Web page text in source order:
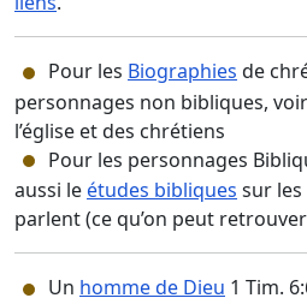
Pour les Biographies de
personnages non bibliques,
l’église et des chrétiens
Pour les personnages
aussi leétudes bibliques sur les
parlent (ce qu’on peut
Un homme de Dieu 1 Tim.